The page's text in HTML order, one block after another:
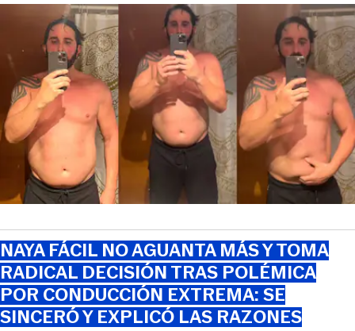
NAYA FÁCIL NO AGUANTA MÁS Y TOMA
RADICAL DECISIÓN TRAS POLÉMICA
POR CONDUCCIÓN EXTREMA: SE
SINCERÓ Y EXPLICÓ LAS RAZONES